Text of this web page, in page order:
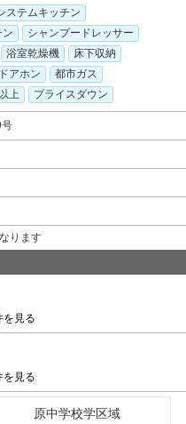
ステムキッチン
ン
シャンプードレッサー
浴室乾燥機
床下収納
アホン
都市ガス
上
プライスダウン
ります
を見る
を見る
原中学校学区域